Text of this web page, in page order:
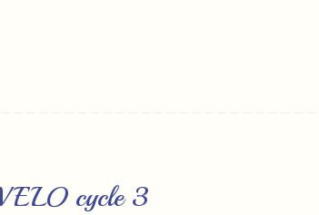
cycle 3